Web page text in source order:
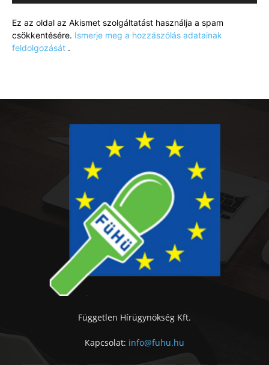
Ez az oldal az Akismet szolgáltatást használja a spam
csökkentésére. Ismerje meg a hozzászólás adatainak
feldolgozását .
Független Hírügynökség Kft.
Kapcsolat: info@fuhu.hu